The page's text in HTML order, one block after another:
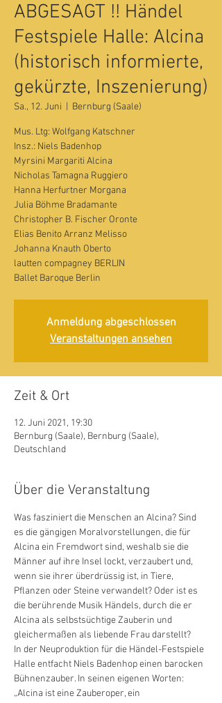
ABGESAGT !! Händel
Festspiele Halle: Alcina
(historisch informierte,
gekürzte, Inszenierung)
Sa., 12. Juni Bernburg (Saale)
Mus. Ltg: Wolfgang Katschner
Insz.: Niels Badenhop
Myrsini Margariti Alcina
Nicholas Tamagna Ruggiero
Hanna Herfurtner Morgana
Julia Böhme Bradamante
Christopher B. Fischer Oronte
Elias Benito Arranz Melisso
Johanna Knauth Oberto
lautten compagney BERLIN
Ballet Baroque Berlin
Anmeldung abgeschlossen
Veranstaltungen ansehen
Zeit & Ort
12. Juni 2021, 19:30
Bernburg (Saale), Bernburg (Saale),
Deutschland
Über die Veranstaltung
Was fasziniert die Menschen an Alcina? Sind
es die gängigen Moralvorstellungen, die für
Alcina ein Fremdwort sind, weshalb sie die
Männer auf ihre Insel lockt, verzaubert und,
wenn sie ihrer überdrüssig ist, in Tiere,
Pflanzen oder Steine verwandelt? Oder ist es
die berührende Musik Händels, durch die er
Alcina als selbstsüchtige Zauberin und
gleichermaßen als liebende Frau darstellt?
In der Neuproduktion für die Händel-Festspiele
Halle entfacht Niels Badenhop einen barocken
Bühnenzauber. In seinen eigenen Worten:
„Alcina ist eine Zauberoper, ein